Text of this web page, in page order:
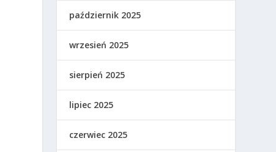
październik 2025
wrzesień 2025
sierpień 2025
lipiec 2025
czerwiec 2025